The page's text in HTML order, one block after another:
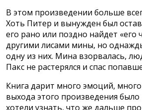
В этом произведении больше
Хоть Питер и вынужден был
его рано или поздно найдет «его
другими лисами мины, но
одну из них. Мина взорвалась,
Пакс не растерялся и спас
Книга дарит много эмоций,
выхода этого произведения
хотели узнать, что же дальше